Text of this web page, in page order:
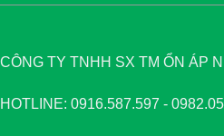
CÔNG TY TNHH SX TM ỔN ÁP
HOTLINE: 0916.587.597 -